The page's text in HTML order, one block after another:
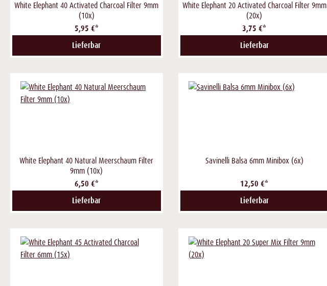
White Elephant 40 Activated Charcoal Filter 9mm
(10x)
5,95 €*
Lieferbar
White Elephant 20 Activated Charcoal Filter 9mm
(20x)
3,75 €*
Lieferbar
White Elephant 40 Natural Meerschaum Filter
9mm (10x)
6,50 €*
Lieferbar
Savinelli Balsa 6mm Minibox (6x)
12,50 €*
Lieferbar